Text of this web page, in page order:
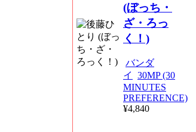
(ぼっち・
ざ・ろっ
く！)
バンダ
イ
30MP (30
MINUTES
PREFERENCE)
¥4,840